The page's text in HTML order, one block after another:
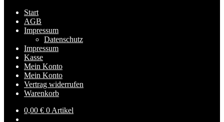
Start
AGB
Impressum
Datenschutz
Impressum
Kasse
Mein Konto
Mein Konto
Vertrag widerrufen
Warenkorb
0,00 € 0 Artikel